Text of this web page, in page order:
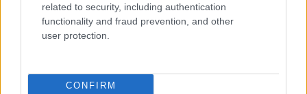
related to security, including authentication
functionality and fraud prevention, and other
user protection.
CONFIRM
Ιδιοκτήτης beach bar στην Πάρο για τον γονέα
του παιδιού που πνίγηκε: Είχε ξαναέρθει πριν
έναν μήνα και με τον τρόπο μας προσπαθήσαμε